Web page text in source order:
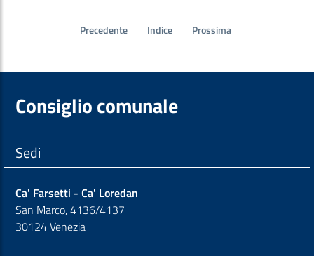
Precedente Indice Prossima
Consiglio comunale
Sedi
Ca' Farsetti - Ca' Loredan
San Marco, 4136/4137
30124 Venezia